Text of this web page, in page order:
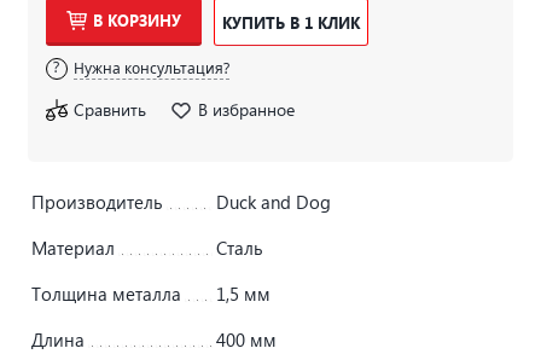
В КОРЗИНУ КУПИТЬ В 1 КЛИК
Нужна консультация?
Сравнить В избранное
Производитель
Duck and Dog
Материал
Сталь
Толщина металла
1,5 мм
Длина
400 мм